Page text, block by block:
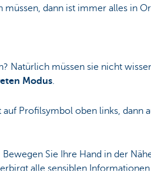
dann ist immer alles in
Natürlich müssen sie nicht
Modus.
Profilsymbol oben links, dann
Sie Ihre Hand in der
alle sensiblen